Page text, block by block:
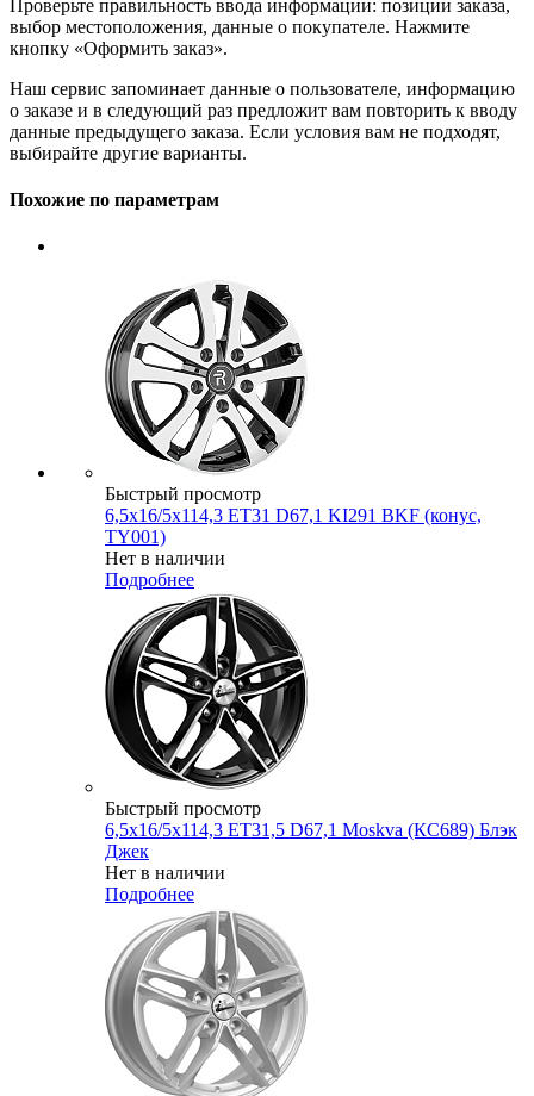
Проверьте правильность ввода информации: позиции заказа,
выбор местоположения, данные о покупателе. Нажмите
кнопку «Оформить заказ».
Наш сервис запоминает данные о пользователе, информацию
о заказе и в следующий раз предложит вам повторить к вводу
данные предыдущего заказа. Если условия вам не подходят,
выбирайте другие варианты.
Похожие по параметрам
Быстрый просмотр
6,5x16/5x114,3 ET31 D67,1 KI291 BKF (конус,
TY001)
Нет в наличии
Подробнее
Быстрый просмотр
6,5x16/5x114,3 ET31,5 D67,1 Moskva (КС689) Блэк
Джек
Нет в наличии
Подробнее